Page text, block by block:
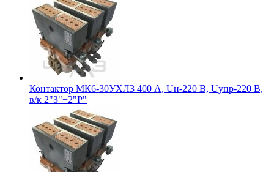
Контактор МК6-30УХЛ3 400 А, Uн-220 В, Uупр-220 В,
в/к 2"З"+2"Р"